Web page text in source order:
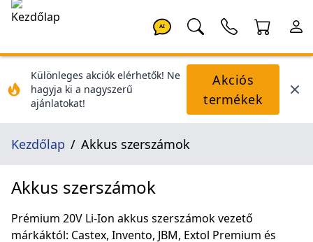
AI
Különleges akciók elérhetők! Ne
hagyja ki a nagyszerű
ajánlatokat!
Akciós
termékek
Kezdőlap Akkus szerszámok
Akkus szerszámok
Prémium 20V Li-Ion akkus szerszámok vezető
márkáktól: Castex, Invento, JBM, Extol Premium és